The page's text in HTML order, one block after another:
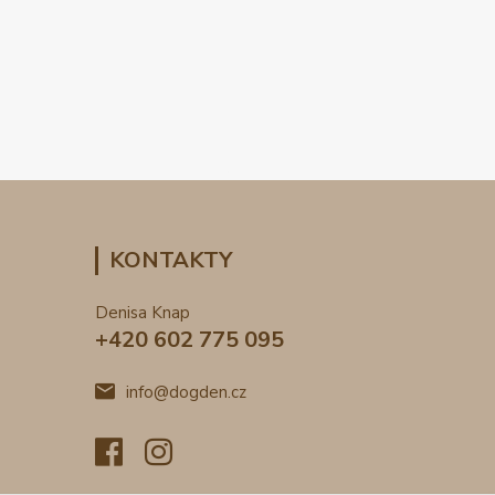
KONTAKTY
Denisa Knap
+420 602 775 095
info@dogden.cz